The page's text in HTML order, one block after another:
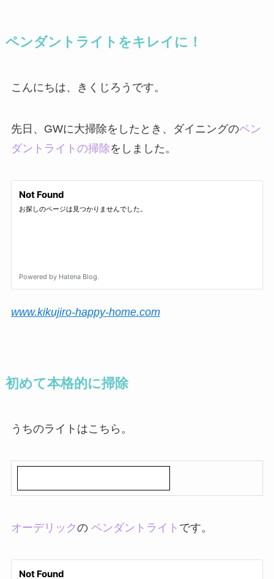
ペンダントライトをキレイに！
こんにちは、きくじろうです。
先日、GWに大掃除をしたとき、ダイニングのペン
ダントライトの掃除をしました。
www.kikujiro-happy-home.com
初めて本格的に掃除
うちのライトはこちら。
オーデリックの ペンダントライト です。